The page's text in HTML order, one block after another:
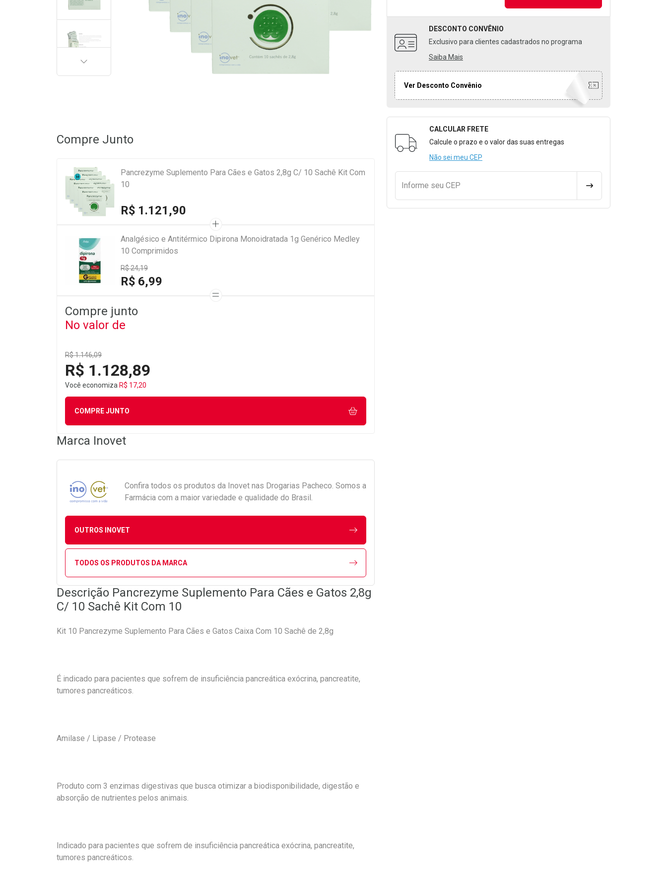
DESCONTO CONVÊNIO
Exclusivo para clientes cadastrados no programa
Saiba Mais
Ver Desconto Convênio
Formulário para Calcular o Frete
CALCULAR FRETE
Calcule o prazo e o valor das suas entregas
Não sei meu CEP
Informe seu CEP CALCULAR FRETE
PRÓXIMA
Compre Junto
Pancrezyme Suplemento Para Cães e Gatos 2,8g C/ 10 Sachê Kit Com
10
R$ 1.121,90
Analgésico e Antitérmico Dipirona Monoidratada 1g Genérico Medley
10 Comprimidos
R$ 24,19
R$ 6,99
Compre junto
No valor de
R$ 1.146,09
R$ 1.128,89
Você economiza R$ 17,20
COMPRE JUNTO
Marca Inovet
Confira todos os produtos da Inovet nas Drogarias Pacheco. Somos a
Farmácia com a maior variedade e qualidade do Brasil.
OUTROS INOVET
TODOS OS PRODUTOS DA MARCA
Descrição Pancrezyme Suplemento Para Cães e Gatos 2,8g
C/ 10 Sachê Kit Com 10
Kit 10 Pancrezyme Suplemento Para Cães e Gatos Caixa Com 10 Sachê de 2,8g
É indicado para pacientes que sofrem de insuficiência pancreática exócrina, pancreatite,
tumores pancreáticos.
Amilase / Lipase / Protease
Produto com 3 enzimas digestivas que busca otimizar a biodisponibilidade, digestão e
absorção de nutrientes pelos animais.
Indicado para pacientes que sofrem de insuficiência pancreática exócrina, pancreatite,
tumores pancreáticos.